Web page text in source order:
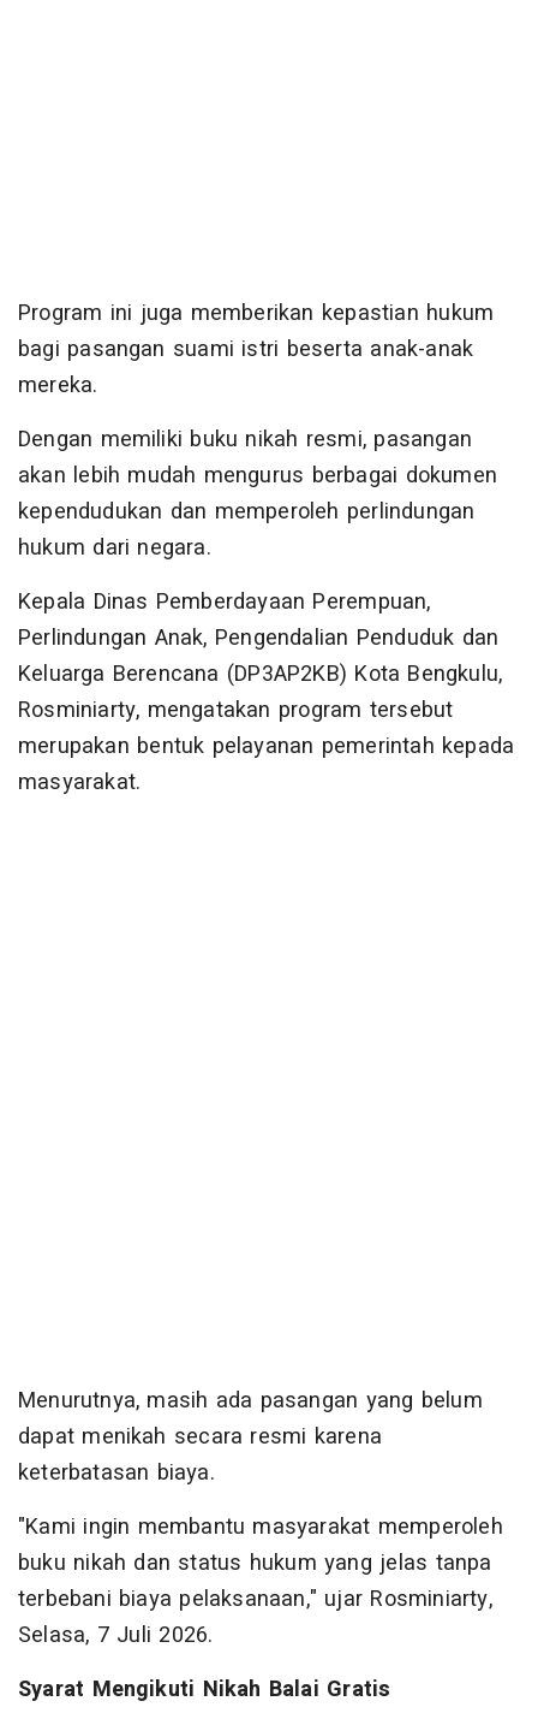
Program ini juga memberikan kepastian hukum
bagi pasangan suami istri beserta anak-anak
mereka.
Dengan memiliki buku nikah resmi, pasangan
akan lebih mudah mengurus berbagai dokumen
kependudukan dan memperoleh perlindungan
hukum dari negara.
Kepala Dinas Pemberdayaan Perempuan,
Perlindungan Anak, Pengendalian Penduduk dan
Keluarga Berencana (DP3AP2KB) Kota Bengkulu,
Rosminiarty, mengatakan program tersebut
merupakan bentuk pelayanan pemerintah kepada
masyarakat.
Menurutnya, masih ada pasangan yang belum
dapat menikah secara resmi karena
keterbatasan biaya.
"Kami ingin membantu masyarakat memperoleh
buku nikah dan status hukum yang jelas tanpa
terbebani biaya pelaksanaan," ujar Rosminiarty,
Selasa, 7 Juli 2026.
Syarat Mengikuti Nikah Balai Gratis